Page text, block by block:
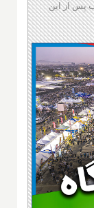
پس از این